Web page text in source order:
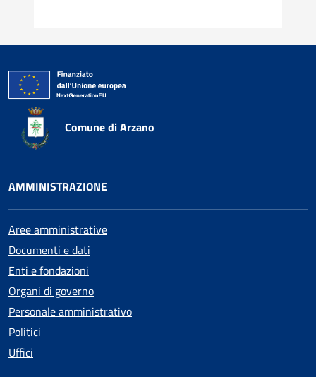
Comune di Arzano
AMMINISTRAZIONE
Aree amministrative
Documenti e dati
Enti e fondazioni
Organi di governo
Personale amministrativo
Politici
Uffici